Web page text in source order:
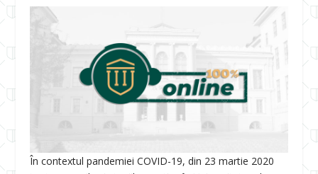
În contextul pandemiei COVID-19, din 23 martie 2020